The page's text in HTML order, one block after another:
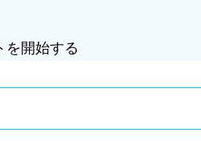
を開始する